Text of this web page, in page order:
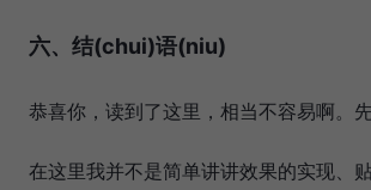
六、结(chui)语(niu)
恭喜你，读到了这里，相当不容易啊。
在这里我并不是简单讲讲效果的实现、